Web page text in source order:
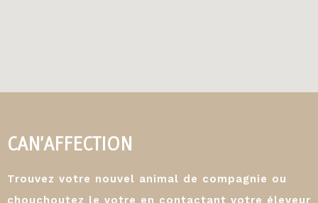
CAN’AFFECTION
Trouvez votre nouvel animal de compagnie ou
chouchoutez le votre en contactant votre éleveur